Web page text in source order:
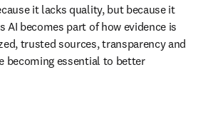
it lacks quality, but because it
AI becomes part of how evidence is
trusted sources, transparency and
becoming essential to better
／ウィンドウで開く